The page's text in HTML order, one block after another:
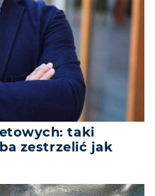
taki
zestrzelić jak